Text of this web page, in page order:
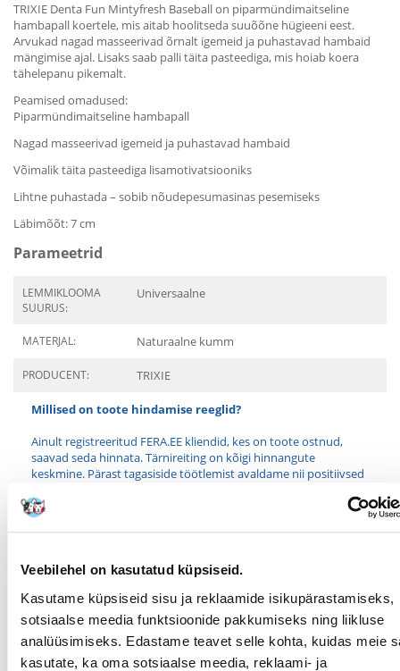
Veebilehel on kasutatud küpsiseid.
Kasutame küpsiseid sisu ja reklaamide isikupärastamiseks,
sotsiaalse meedia funktsioonide pakkumiseks ning liikluse
analüüsimiseks. Edastame teavet selle kohta, kuidas meie
kasutate, ka oma sotsiaalse meedia, reklaami- ja
TRIXIE Denta Fun Mintyfresh Baseball on piparmündimaitseline
hambapall koertele, mis aitab hoolitseda suuõõne hügieeni eest.
Arvukad nagad masseerivad õrnalt igemeid ja puhastavad hambaid
mängimise ajal. Lisaks saab palli täita pasteediga, mis hoiab koera
tähelepanu pikemalt.
Peamised omadused:
Piparmündimaitseline hambapall
Nagad masseerivad igemeid ja puhastavad hambaid
Võimalik täita pasteediga lisamotivatsiooniks
Lihtne puhastada – sobib nõudepesumasinas pesemiseks
Läbimõõt: 7 cm
Parameetrid
LEMMIKLOOMA
SUURUS:
Universaalne
MATERJAL: Naturaalne kumm
PRODUCENT: TRIXIE
Millised on toote hindamise reeglid?
Ainult registreeritud FERA.EE kliendid, kes on toote ostnud,
saavad seda hinnata. Tärnireiting on kõigi hinnangute
keskmine. Pärast tagasiside töötlemist avaldame nii positiivsed
Reviews
WRITE A REVIEW
MARIOLA väljaandmise kuupäev 2021/03/27
Kvaliteetsest materjalist valmistatud mänguasi, mille